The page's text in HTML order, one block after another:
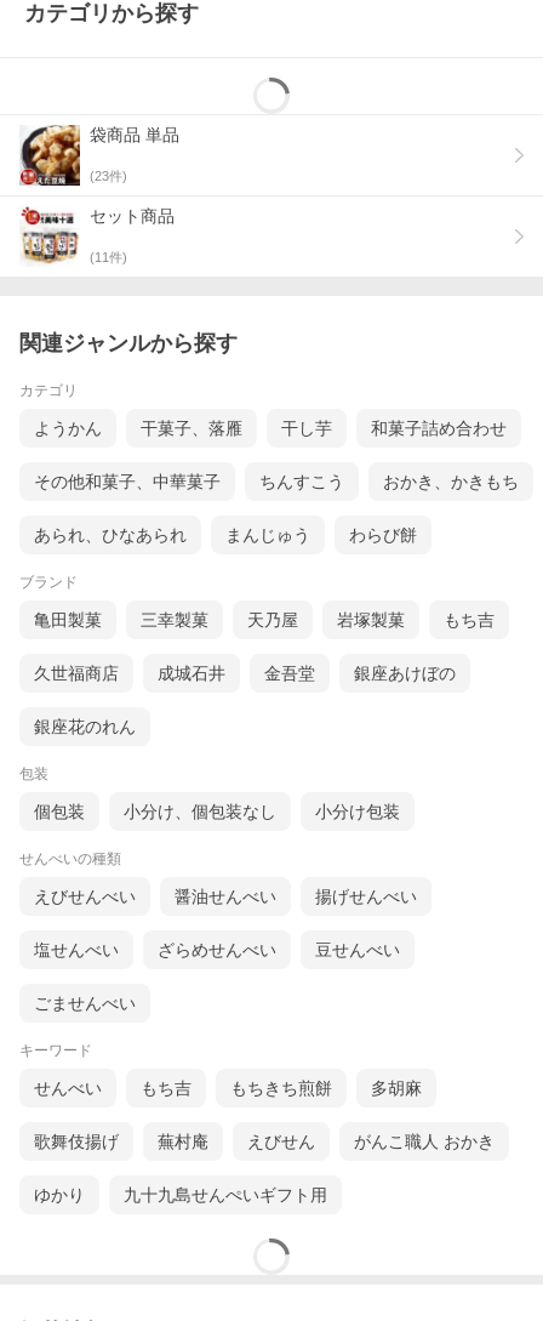
カテゴリから探す
袋商品 単品
(23件)
セット商品
(11件)
関連ジャンルから探す
カテゴリ
ようかん 干菓子、落雁 干し芋 和菓子詰め合わせ
その他和菓子、中華菓子 ちんすこう おかき、かきもち
あられ、ひなあられ まんじゅう わらび餅
ブランド
亀田製菓 三幸製菓 天乃屋 岩塚製菓 もち吉
久世福商店 成城石井 金吾堂 銀座あけぼの
銀座花のれん
包装
個包装 小分け、個包装なし 小分け包装
せんべいの種類
えびせんべい 醤油せんべい 揚げせんべい
塩せんべい ざらめせんべい 豆せんべい
ごませんべい
キーワード
せんべい もち吉 もちきち煎餅 多胡麻
歌舞伎揚げ 蕪村庵 えびせん がんこ職人 おかき
ゆかり 九十九島せんぺいギフト用